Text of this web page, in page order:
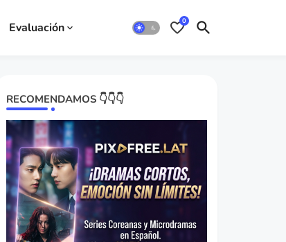
Evaluación 0
RECOMENDAMOS 👇👇👇